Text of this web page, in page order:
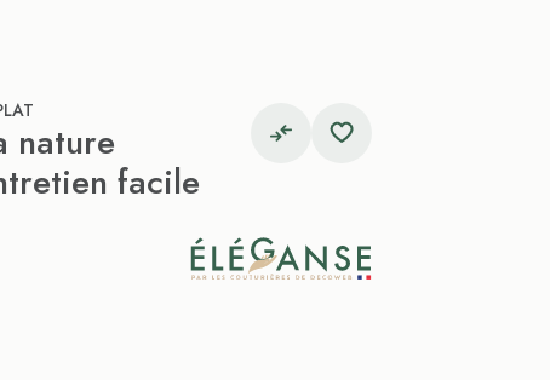
nature
facile